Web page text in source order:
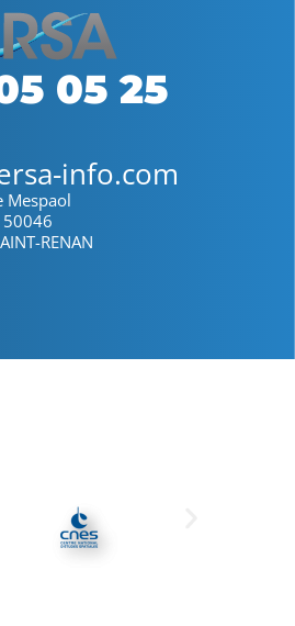
05 25
info.com
Mespaol
50046
RENAN